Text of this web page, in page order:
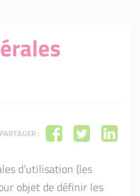
PARTAGER :
d’utilisation (les
objet de définir les